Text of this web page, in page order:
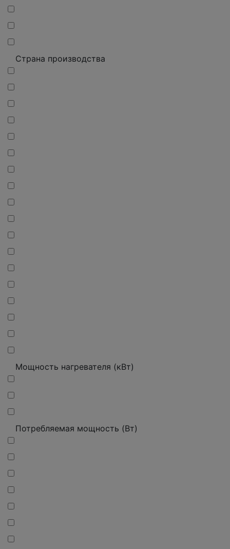
Страна производства
Мощность нагревателя (кВт)
Потребляемая мощность (Вт)